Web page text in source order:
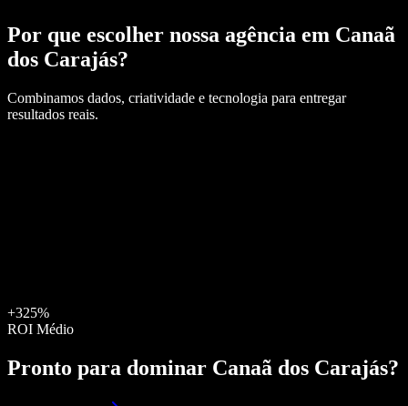
Por que escolher nossa agência em Canaã
dos Carajás?
Combinamos dados, criatividade e tecnologia para entregar
resultados reais.
+325%
ROI Médio
Pronto para dominar Canaã dos Carajás?